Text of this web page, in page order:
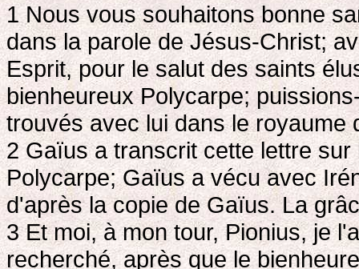
1 Nous vous souhaitons bonne
dans la parole de Jésus-Christ;
Esprit, pour le salut des saints
bienheureux Polycarpe;
trouvés avec lui dans le royaume
2Gaïus a transcrit cette lettre
Polycarpe; Gaïus a vécu avec
d'après la copie de Gaïus. La
3Et moi, à mon tour, Pionius, je
recherché, après que le